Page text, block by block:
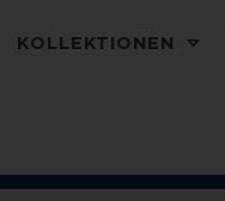
KOLLEKTIONEN